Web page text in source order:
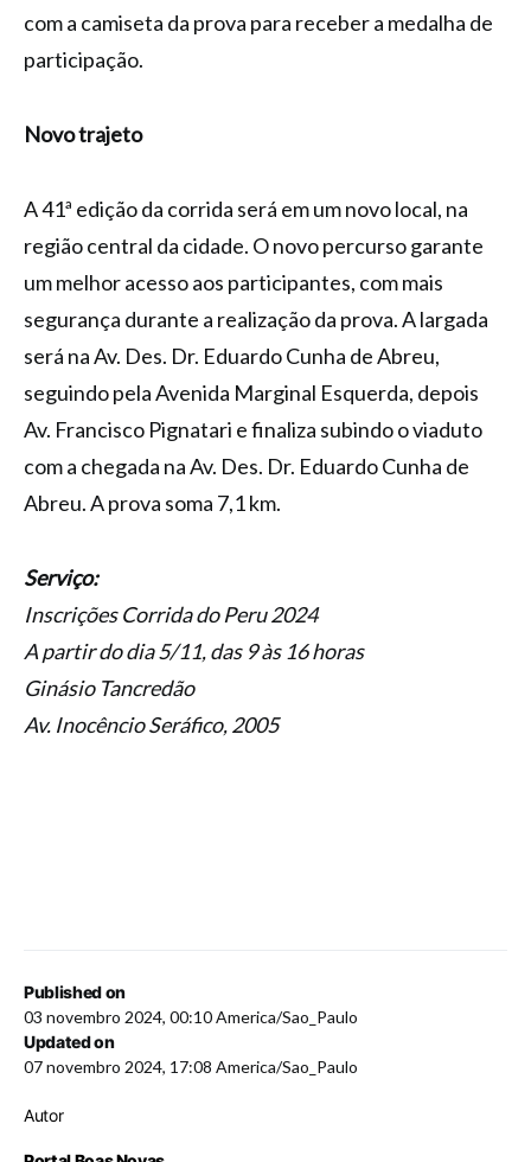
Published on
03 novembro 2024, 00:10 America/Sao_Paulo
Updated on
07 novembro 2024, 17:08 America/Sao_Paulo
Autor
com a camiseta da prova para receber a medalha de
participação.
Novo trajeto
A 41ª edição da corrida será em um novo local, na
região central da cidade. O novo percurso garante
um melhor acesso aos participantes, com mais
segurança durante a realização da prova. A largada
será na Av. Des. Dr. Eduardo Cunha de Abreu,
seguindo pela Avenida Marginal Esquerda, depois
Av. Francisco Pignatari e finaliza subindo o viaduto
com a chegada na Av. Des. Dr. Eduardo Cunha de
Abreu. A prova soma 7,1 km.
Serviço:
Inscrições Corrida do Peru 2024
A partir do dia 5/11, das 9 às 16 horas
Ginásio Tancredão
Av. Inocêncio Seráfico, 2005